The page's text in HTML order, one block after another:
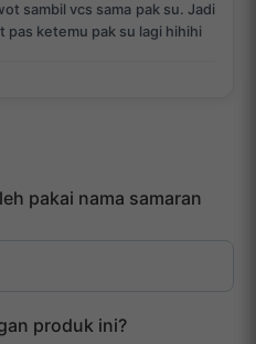
sambil vcs sama pak su. Jadi
pas ketemu pak su lagi hihihi
pakai nama samaran
produk ini?